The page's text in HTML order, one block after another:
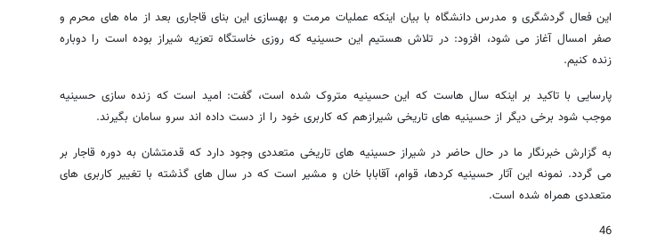
این فعال گردشگری و مدرس دانشگاه با بیان اینکه عملیات مرمت و بهسازی این بنای قاجاری بعد از ماه های محرم و
صفر امسال آغاز می شود، افزود: در تلاش هستیم این حسینیه که روزی خاستگاه تعزیه شیراز بوده است را دوباره
زنده کنیم.
پارسایی با تاکید بر اینکه سال هاست که این حسینیه متروک شده است، گفت: امید است که زنده سازی حسینیه
موجب شود برخی دیگر از حسینیه های تاریخی شیرازهم که کاربری خود را از دست داده اند سرو سامان بگیرند.
به گزارش خبرنگار ما در حال حاضر در شیراز حسینیه های تاریخی متعددی وجود دارد که قدمتشان به دوره قاجار بر
می گردد. نمونه این آثار حسینیه کردها، قوام، آقابابا خان و مشیر است که در سال های گذشته با تغییر کاربری های
متعددی همراه شده است.
46